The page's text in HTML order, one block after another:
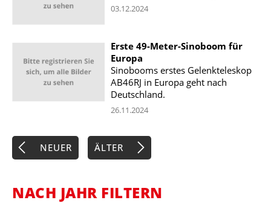
03.12.2024
Erste 49-Meter-Sinoboom für
Europa
Sinobooms erstes Gelenkteleskop
AB46RJ in Europa geht nach
Deutschland.
26.11.2024
NEUER ÄLTER
NACH JAHR FILTERN